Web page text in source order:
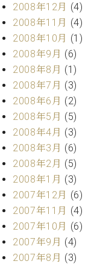
2008年12月 (4)
2008年11月 (4)
2008年10月 (1)
2008年9月 (6)
2008年8月 (1)
2008年7月 (3)
2008年6月 (2)
2008年5月 (5)
2008年4月 (3)
2008年3月 (6)
2008年2月 (5)
2008年1月 (3)
2007年12月 (6)
2007年11月 (4)
2007年10月 (6)
2007年9月 (4)
2007年8月 (3)